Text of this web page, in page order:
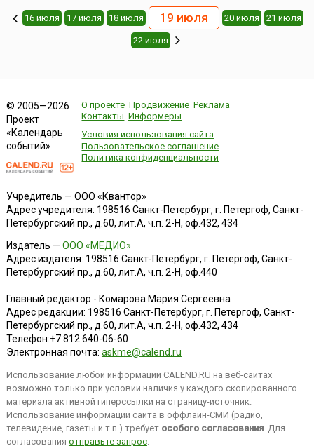
16 июля 17 июля 18 июля 19 июля 20 июля 21 июля
22 июля
© 2005—2026
Проект
«Календарь
событий»
О проекте Продвижение Реклама
Контакты Информеры
Условия использования сайта
Пользовательское соглашение
Политика конфиденциальности
Учредитель — ООО «Квантор»
Адрес учредителя: 198516 Санкт-Петербург, г. Петергоф, Санкт-
Петербургский пр., д.60, лит.А, ч.п. 2-Н, оф.432, 434
Издатель — ООО «МЕДИО»
Адрес издателя: 198516 Санкт-Петербург, г. Петергоф, Санкт-
Петербургский пр., д.60, лит.А, ч.п. 2-Н, оф.440
Главный редактор - Комарова Мария Сергеевна
Адрес редакции: 198516 Санкт-Петербург, г. Петергоф, Санкт-
Петербургский пр., д.60, лит.А, ч.п. 2-Н, оф.432, 434
Телефон:+7 812 640-06-60
Электронная почта: askme@calend.ru
Использование любой информации CALEND.RU на веб-сайтах
возможно только при условии наличия у каждого скопированного
материала активной гиперссылки на страницу-источник.
Использование информации сайта в оффлайн-СМИ (радио,
телевидение, газеты и т.п.) требует особого согласования. Для
согласования отправьте запрос.